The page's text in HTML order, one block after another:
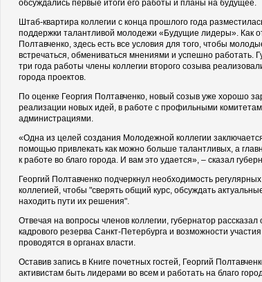
обсуждались первые итоги его работы и планы на будущее.
Штаб-квартира коллегии с конца прошлого года
поддержки талантливой молодежи «Будущие лидеры». Как
Полтавченко, здесь есть все условия для того, чтобы
встречаться, обмениваться мнениями и успешно работать.
три года работы члены коллегии второго созыва
города проектов.
По оценке Георгия Полтавченко, новый созыв уже хорошо
реализации новых идей, в работе с профильными
администрациями.
«Одна из целей создания Молодежной коллегии
помощью привлекать как можно больше талантливых, а
к работе во благо города. И вам это удается», – сказал
Георгий Полтавченко подчеркнул необходимость
коллегией, чтобы "сверять общий курс, обсуждать
находить пути их решения".
Отвечая на вопросы членов коллегии, губернатор
кадрового резерва Санкт-Петербурга и возможности
проводятся в органах власти.
Оставив запись в Книге почетных гостей, Георгий
активистам быть лидерами во всем и работать на благо